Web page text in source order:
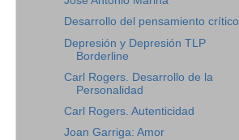
Desarrollo del pensamiento crítico
Depresión y Depresión TLP
Borderline
Carl Rogers. Desarrollo de la
Personalidad
Carl Rogers. Autenticidad
Joan Garriga: Amor